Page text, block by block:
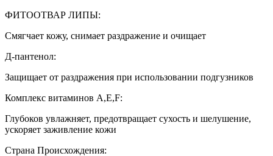
ФИТООТВАР ЛИПЫ:
Смягчает кожу, снимает раздражение и очищает
Д-пантенол:
Защищает от раздражения при использовании подгузников
Комплекс витаминов A,E,F:
Глубоков увлажняет, предотвращает сухость и шелушение,
ускоряет заживление кожи
Страна Происхождения: